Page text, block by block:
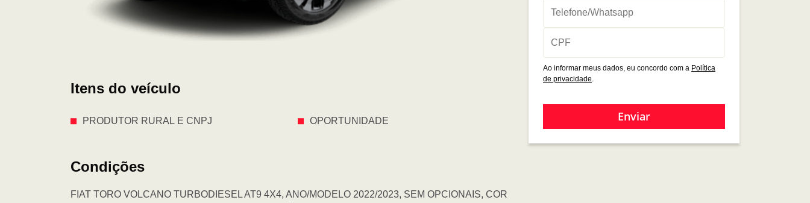
Itens do veículo
PRODUTOR RURAL E CNPJ OPORTUNIDADE
Condições
FIAT TORO VOLCANO TURBODIESEL AT9 4X4, ANO/MODELO 2022/2023, SEM OPCIONAIS, COR
Ao informar meus dados, eu concordo com a Política
de privacidade.
Enviar